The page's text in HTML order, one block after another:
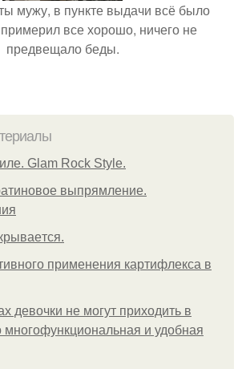
мужу, в пункте выдачи всё было
все хорошо, ничего не
предвещало беды.
Glam Rock Style.
выпрямление.
применения картифлекса в
девочки не могут приходить в
многофункциональная и удобная